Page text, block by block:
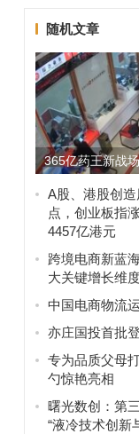
随机文章
365亿药王新战
重药
A股、港股创
点，创业板指
4457亿港元
跨境电商新蓝
大关键增长维
中国电商物流
亦庄国投首批
专为品质父母
勺惊艳亮相
曙光数创：第
“液冷技术创新